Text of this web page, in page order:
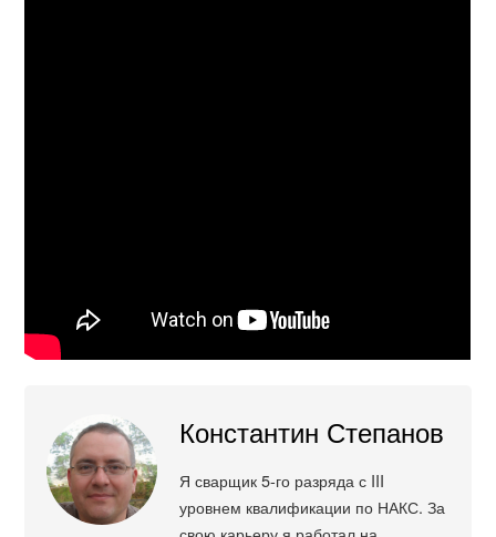
Константин Степанов
Я сварщик 5-го разряда с III
уровнем квалификации по НАКС. За